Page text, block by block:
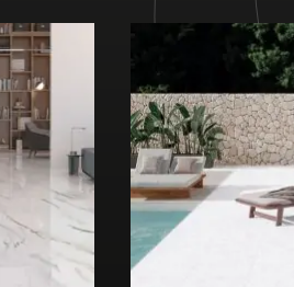
100x100 RC
60x60 RC
100x100x2 RC OUT
60x90x2 RC OUT